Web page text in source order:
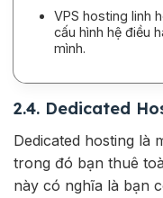
VPS hosting linh
cấu hình hệ điều
mình.
2.4. Dedicated
Dedicated hosting là
trong đó bạn thuê
này có nghĩa là bạn